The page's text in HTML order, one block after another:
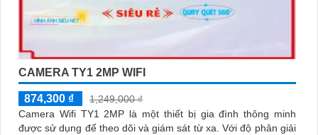
CAMERA TY1 2MP WIFI
874,300 ₫
1,249,000 ₫
Camera Wifi TY1 2MP là một thiết bị gia đình thông minh
được sử dụng để theo dõi và giám sát từ xa. Với độ phân giải